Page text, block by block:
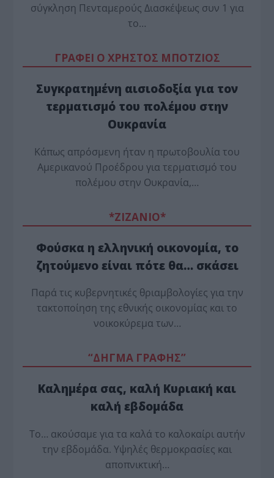
σύγκληση Πενταμερούς Διασκέψεως συν 1 για
το…
ΓΡΑΦΕΙ Ο ΧΡΗΣΤΟΣ ΜΠΟΤΖΙΟΣ
Συγκρατημένη αισιοδοξία για τον
τερματισμό του πολέμου στην
Ουκρανία
Κάπως απρόσμενη ήταν η πρωτοβουλία του
Αμερικανού Προέδρου για τερματισμό του
πολέμου στην Ουκρανία,…
*ZΙΖΑΝΙΟ*
Φούσκα η ελληνική οικονομία, το
ζητούμενο είναι πότε θα… σκάσει
Παρά τις κυβερνητικές θριαμβολογίες για την
τακτοποίηση της εθνικής οικονομίας και το
νοικοκύρεμα των…
“ΔΗΓΜΑ ΓΡΑΦΗΣ”
Καλημέρα σας, καλή Κυριακή και
καλή εβδομάδα
Το… ακούσαμε για τα καλά το καλοκαίρι αυτήν
την εβδομάδα. Υψηλές θερμοκρασίες και
αποπνικτική…